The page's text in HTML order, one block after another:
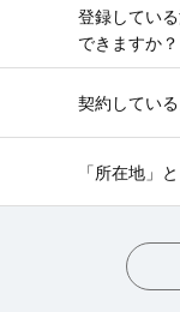
登録してい
できますか？
契約してい
「所在地」